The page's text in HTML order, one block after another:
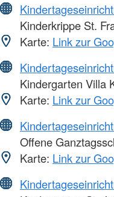
Kinderkrippe St.
Karte: Link zur
Kindergarten Villa
Karte: Link zur
Offene
Karte: Link zur